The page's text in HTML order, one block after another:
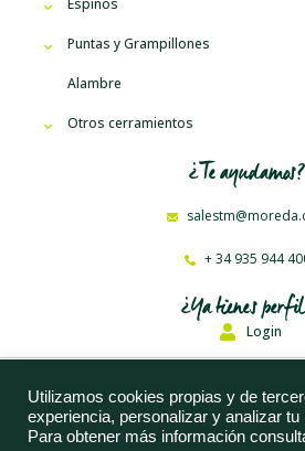
Espinos
Puntas y Grampillones
Alambre
Otros cerramientos
¿Te ayudamos?
+ 34 935 944
¿Ya tienesLogin
Moreda Riviere Trefilerías, S.
Aviso Legal
Utilizamos cookies propias y de
experiencia, personalizar y analizar tu
Para obtener más información